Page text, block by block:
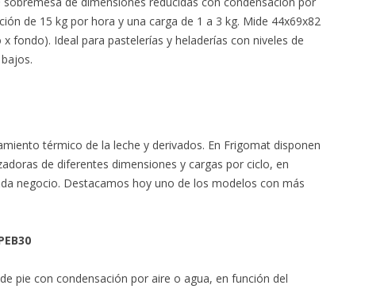
de 15 kg por hora y una carga de 1 a 3 kg. Mide 44x69x82
fondo). Ideal para pastelerías y heladerías con niveles de
térmico de la leche y derivados. En Frigomat disponen
de diferentes dimensiones y cargas por ciclo, en
negocio. Destacamos hoy uno de los modelos con más
pie con condensación por aire o agua, en función del